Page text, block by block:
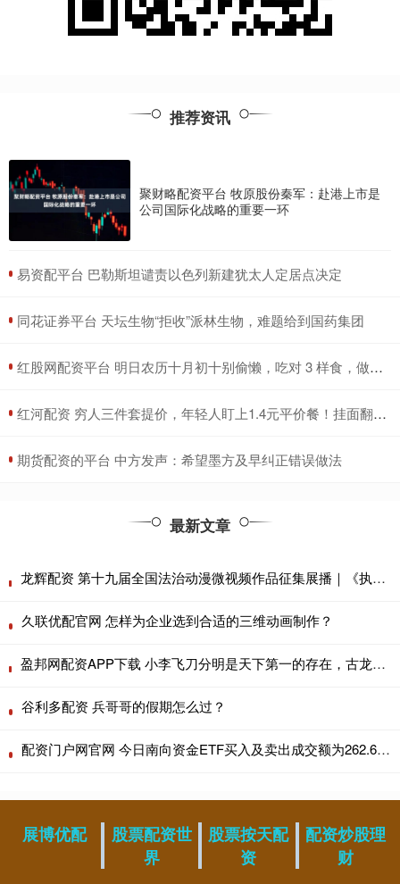
推荐资讯
聚财略配资平台 牧原股份秦军：赴港上市是
公司国际化战略的重要一环
​易资配平台 巴勒斯坦谴责以色列新建犹太人定居点决定
​同花证券平台 天坛生物“拒收”派林生物，难题给到国药集团
​红股网配资平台 明日农历十月初十别偷懒，吃对 3 样食，做好 1 件事，日子越越过越顺
​红河配资 穷人三件套提价，年轻人盯上1.4元平价餐！挂面翻盘成新宠
​期货配资的平台 中方发声：希望墨方及早纠正错误做法
最新文章
龙辉配资 第十九届全国法治动漫微视频作品征集展播｜《执镜溯法 法脉千载少年越》
久联优配官网 怎样为企业选到合适的三维动画制作？
盈邦网配资APP下载 小李飞刀分明是天下第一的存在，古龙为什么让其屈居第三？
谷利多配资 兵哥哥的假期怎么过？
配资门户网官网 今日南向资金ETF买入及卖出成交额为262.64亿港元
展博优配
股票配资世
界
股票按天配
资
配资炒股理
财